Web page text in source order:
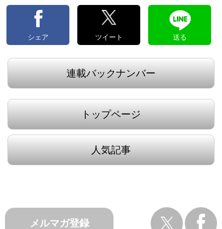
シェア ツイート 送る
連載バックナンバー
トップページ
人気記事
メルマガ登録